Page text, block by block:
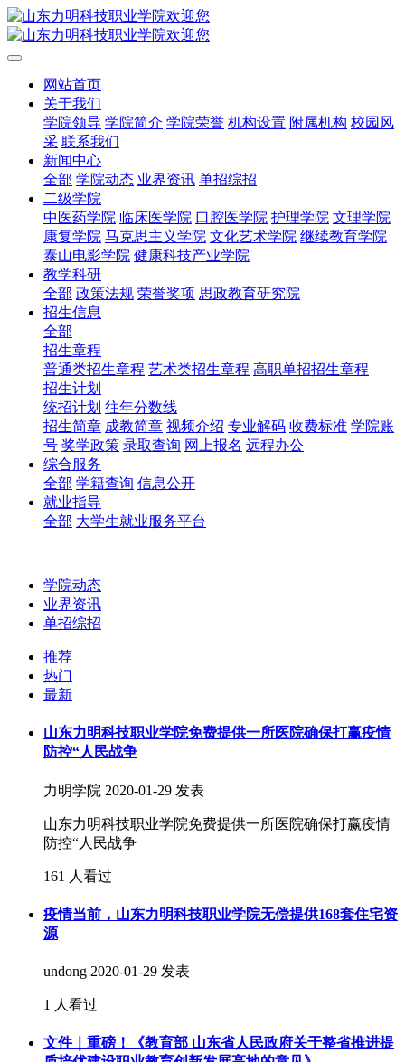
网站首页
关于我们
学院领导 学院简介 学院荣誉 机构设置 附属机构 校园风
采 联系我们
新闻中心
全部 学院动态 业界资讯 单招综招
二级学院
中医药学院 临床医学院 口腔医学院 护理学院 文理学院
康复学院 马克思主义学院 文化艺术学院 继续教育学院
泰山电影学院 健康科技产业学院
教学科研
全部 政策法规 荣誉奖项 思政教育研究院
招生信息
全部
招生章程
普通类招生章程 艺术类招生章程 高职单招招生章程
招生计划
统招计划 往年分数线
招生简章 成教简章 视频介绍 专业解码 收费标准 学院账
号 奖学政策 录取查询 网上报名 远程办公
综合服务
全部 学籍查询 信息公开
就业指导
全部 大学生就业服务平台
学院动态
业界资讯
单招综招
推荐
热门
最新
山东力明科技职业学院免费提供一所医院确保打赢疫情
防控“人民战争
力明学院 2020-01-29 发表
山东力明科技职业学院免费提供一所医院确保打赢疫情
防控“人民战争
161 人看过
疫情当前，山东力明科技职业学院无偿提供168套住宅资
源
undong 2020-01-29 发表
1 人看过
文件｜重磅！《教育部 山东省人民政府关于整省推进提